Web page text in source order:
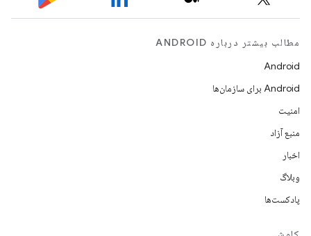
مطالب بیشتر درباره ANDROID
Android
Android برای سازمان‌ها
امنیت
منبع آزاد
اخبار
وبلاگ
پادکست‌ها